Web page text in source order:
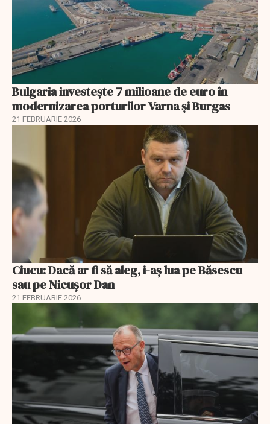
Bulgaria investește 7 milioane de euro în
modernizarea porturilor Varna și Burgas
21 FEBRUARIE 2026
Ciucu: Dacă ar fi să aleg, i-aș lua pe Băsescu
sau pe Nicușor Dan
21 FEBRUARIE 2026